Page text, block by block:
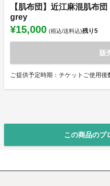
【肌布団】近江麻混肌布
grey
¥15,000 (税込/送料込)残り5
販
ご提供予定時期：チケットご使用後
この商品のプ